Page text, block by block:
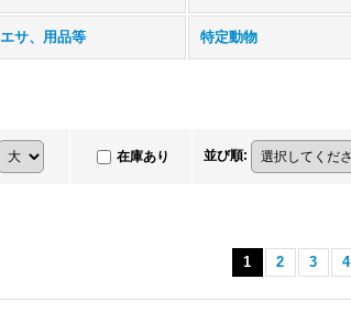
エサ、用品等 特定動物
在庫あり 並び順:
1 2 3 4